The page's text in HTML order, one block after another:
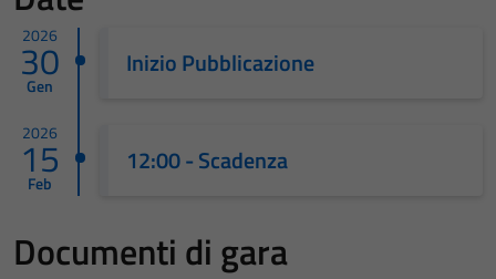
2026
30
Gen
Inizio Pubblicazione
2026
15
Feb
12:00 - Scadenza
Documenti di gara